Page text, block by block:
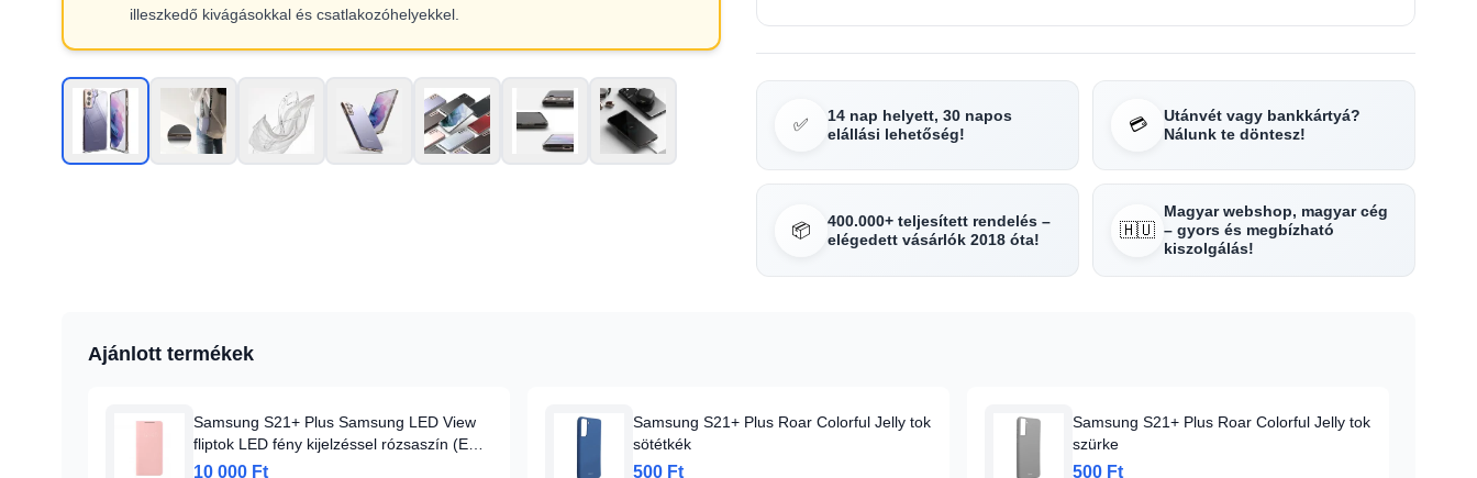
illeszkedő kivágásokkal és csatlakozóhelyekkel.
✅
14 nap helyett, 30 napos
elállási lehetőség!
💳
Utánvét vagy bankkártyá?
Nálunk te döntesz!
📦
400.000+ teljesített rendelés –
elégedett vásárlók 2018 óta!
🇭🇺
Magyar webshop, magyar cég
– gyors és megbízható
kiszolgálás!
Ajánlott termékek
Samsung S21+ Plus Samsung LED View
fliptok LED fény kijelzéssel rózsaszín (EF-
NG996PPEGEE)
10 000 Ft
Samsung S21+ Plus Roar Colorful Jelly tok
sötétkék
500 Ft
Samsung S21+ Plus Roar Colorful Jelly tok
szürke
500 Ft